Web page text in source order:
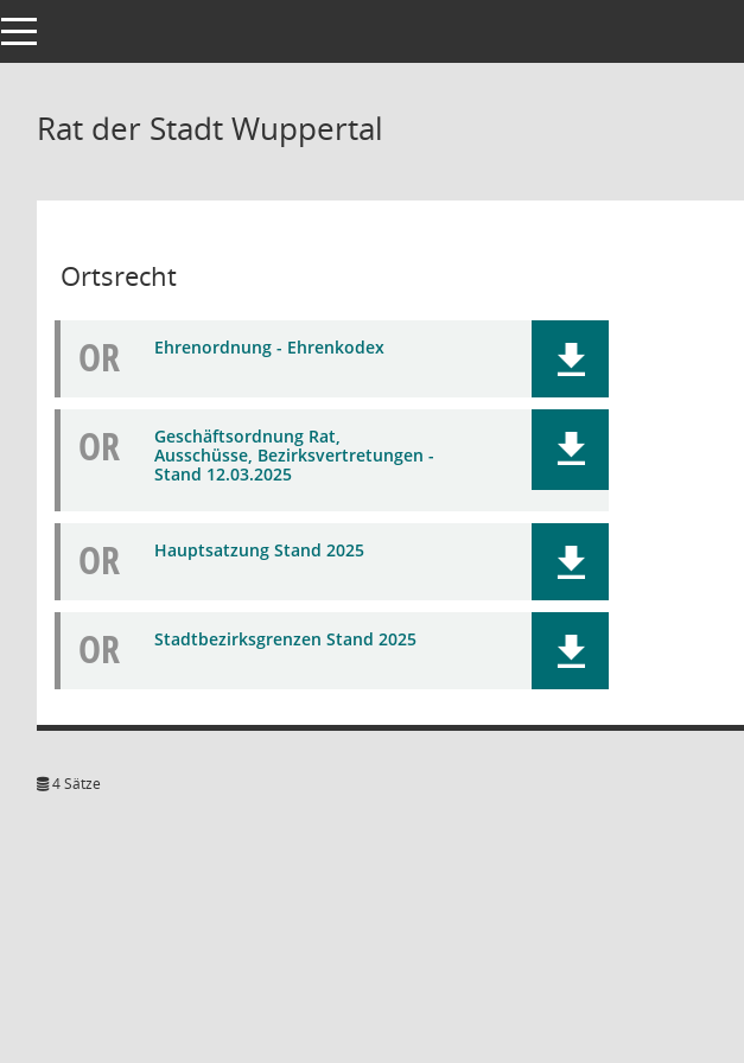
Toggle navigation
Rat der Stadt Wuppertal
Ortsrecht
OR Ehrenordnung - Ehrenkodex
OR
Geschäftsordnung Rat,
Ausschüsse, Bezirksvertretungen -
Stand 12.03.2025
OR Hauptsatzung Stand 2025
OR Stadtbezirksgrenzen Stand 2025
4 Sätze